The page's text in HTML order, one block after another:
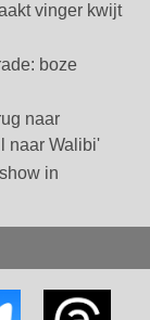
vinger kwijt
boze
naar
naar Walibi'
in